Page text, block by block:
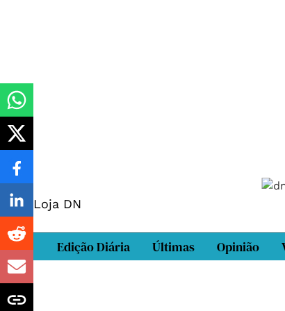
Loja DN
Edição Diária Últimas Opinião